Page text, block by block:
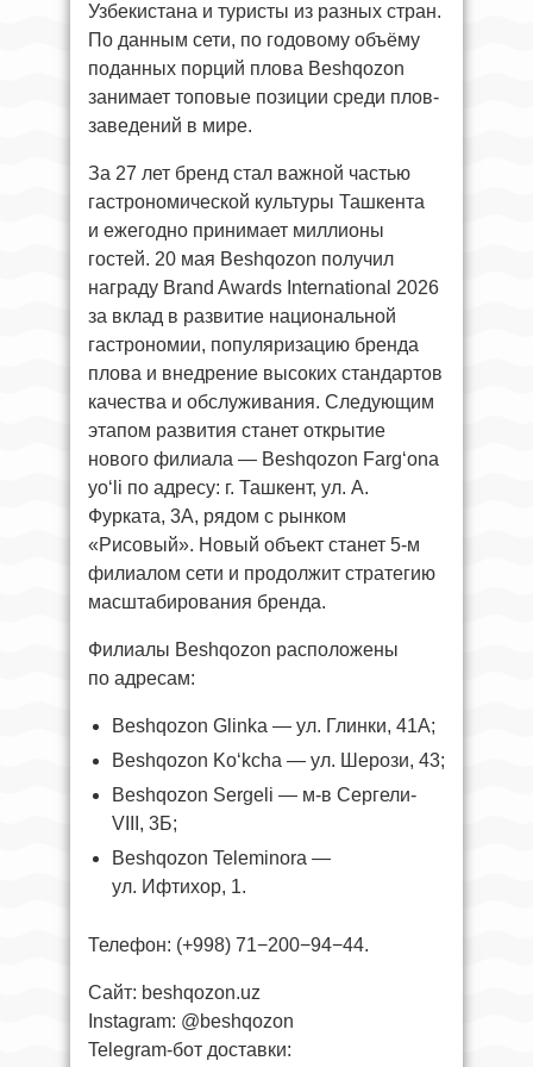
Узбекистана и туристы из разных стран.
По данным сети, по годовому объёму
поданных порций плова Beshqozon
занимает топовые позиции среди плов-
заведений в мире.
За 27 лет бренд стал важной частью
гастрономической культуры Ташкента
и ежегодно принимает миллионы
гостей. 20 мая Beshqozon получил
награду Brand Awards International 2026
за вклад в развитие национальной
гастрономии, популяризацию бренда
плова и внедрение высоких стандартов
качества и обслуживания. Следующим
этапом развития станет открытие
нового филиала — Beshqozon Fargʻona
yoʻli по адресу: г. Ташкент, ул. А.
Фурката, 3А, рядом с рынком
«Рисовый». Новый объект станет 5-м
филиалом сети и продолжит стратегию
масштабирования бренда.
Филиалы Beshqozon расположены
по адресам:
Beshqozon Glinka — ул. Глинки, 41А;
Beshqozon Ko‘kcha — ул. Шерози, 43;
Beshqozon Sergeli — м-в Сергели-
VIII, 3Б;
Beshqozon Teleminora —
ул. Ифтихор, 1.
Телефон: (+998) 71−200−94−44.
Сайт: beshqozon.uz
Instagram: @beshqozon
Telegram-бот доставки: